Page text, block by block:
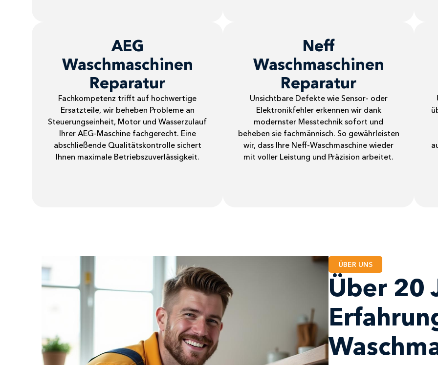
AEG
Waschmaschinen
Reparatur
Fachkompetenz trifft auf hochwertige
Ersatzteile, wir beheben Probleme an
Steuerungseinheit, Motor und Wasserzulauf
Ihrer AEG-Maschine fachgerecht. Eine
abschließende Qualitätskontrolle sichert
Ihnen maximale Betriebszuverlässigkeit.
Neff
Waschmaschinen
Reparatur
Unsichtbare Defekte wie Sensor- oder
Elektronikfehler erkennen wir dank
modernster Messtechnik sofort und
beheben sie fachmännisch. So gewährleisten
wir, dass Ihre Neff-Waschmaschine wieder
mit voller Leistung und Präzision arbeitet.
ÜBER UNS
Über 20